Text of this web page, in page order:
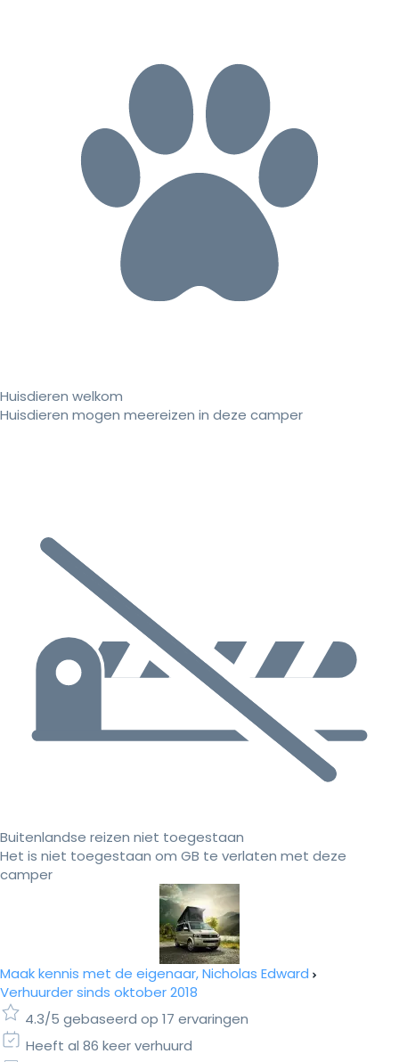
Huisdieren welkom
Huisdieren mogen meereizen in deze camper
Buitenlandse reizen niet toegestaan
Het is niet toegestaan om GB te verlaten met deze
camper
Maak kennis met de eigenaar, Nicholas Edward
Verhuurder sinds oktober 2018
4.3/5 gebaseerd op 17 ervaringen
Heeft al 86 keer verhuurd